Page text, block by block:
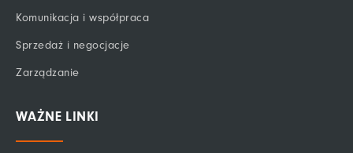
Komunikacja i współpraca
Sprzedaż i negocjacje
Zarządzanie
WAŻNE LINKI